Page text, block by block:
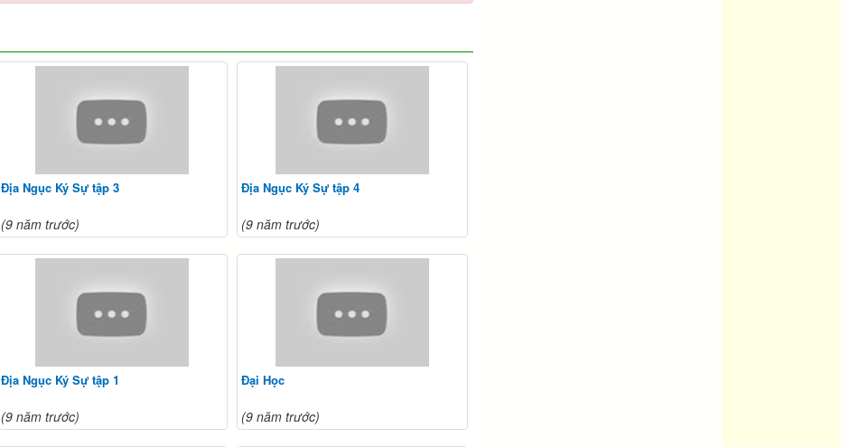
Địa Ngục Ký Sự tập 3
(9 năm trước)
Địa Ngục Ký Sự tập 4
(9 năm trước)
Địa Ngục Ký Sự tập 1
(9 năm trước)
Đại Học
(9 năm trước)